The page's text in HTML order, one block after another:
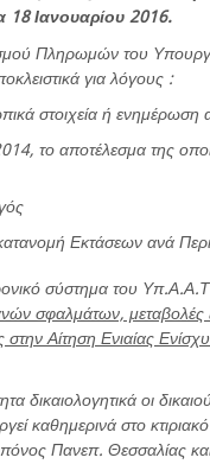
Ιανουαρίου 2016.
Πληρωμών του
για λόγους :
στοιχεία ή ενημέρωση
το αποτέλεσμα της
Εκτάσεων ανά
σύστημα του Υπ.Α.Α.Τ.
σφαλμάτων, μεταβολές
στην Αίτηση Ενιαίας
δικαιολογητικά οι
καθημερινά στο
Πανεπ. Θεσσαλίας